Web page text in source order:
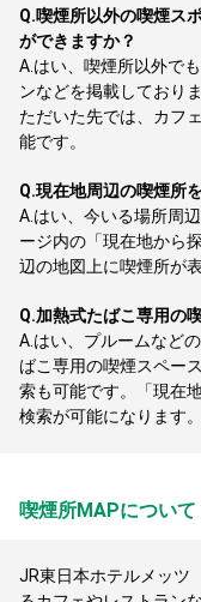
Q.喫煙所以外の喫煙ス
ができますか？
A. はい、喫煙所以外で
ンなどを掲載しており
ただいた先では、カフ
能です。
Q.現在地周辺の喫煙所
A. はい、今いる場所周
ージ内の「現在地から
辺の地図上に喫煙所が
Q.加熱式たばこ専用の
A. はい、プルームなど
ばこ専用の喫煙スペー
索も可能です。「現在
検索が可能になります。
喫煙所MAPについて
JR東日本ホテルメッツ